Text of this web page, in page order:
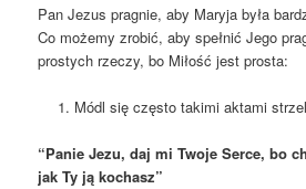
Pan Jezus pragnie, aby Maryja była
Co możemy zrobić, aby spełnić Jego
prostych rzeczy, bo Miłość jest prosta:
Módl się często takimi aktami
“Panie Jezu, daj mi Twoje Serce, bo
jak Ty ją kochasz”